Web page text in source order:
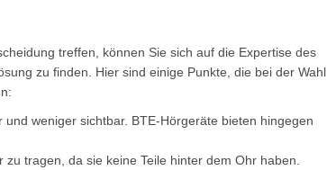
treffen, können Sie sich auf die Expertise des
zu finden. Hier sind einige Punkte, die bei der Wahl
weniger sichtbar. BTE-Hörgeräte bieten hingegen
tragen, da sie keine Teile hinter dem Ohr haben.